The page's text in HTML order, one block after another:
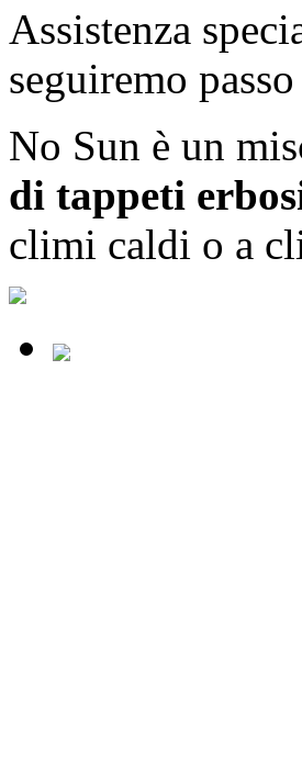
Assistenza
seguiremo
No Sun è un
di tappeti
climi caldi o a